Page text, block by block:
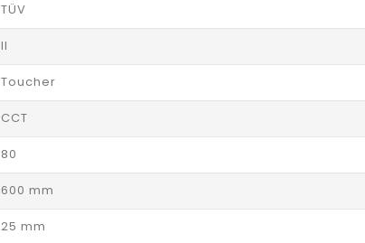
TÜV
II
Toucher
CCT
80
600 mm
25 mm